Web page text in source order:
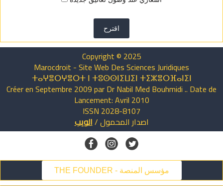
اقترح
Copyright © 2025
Marocdroit - Site Web Des Sciences Juridiques
ⵜⴰⵖⴻⵔⵖⴻⵔⵜ ⵏ ⵜⵓⵙⵙⵏⵉⵡⵉⵏ ⵜⵉⵣⴻⵔⴼⴰⵏⵉⵏ
Créer en Septembre 2009 par Dr Nabil Med Bouhmidi .. Date de
Lancement: Avril 2010
ISSN 2028-8107
اصدار المحمول/الويب
THE FOUNDER - مؤسس المنصة